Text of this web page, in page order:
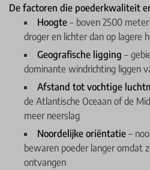
De factoren die poederkwaliteit
Hoogte – boven 2500
droger en lichter dan op lagere
Geografische ligging –
dominante windrichting liggen
Afstand tot vochtige
de Atlantische Oceaan of de
meer neerslag
Noordelijke oriëntatie –
bewaren poeder langer omdat
ontvangen